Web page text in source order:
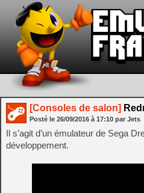
[Consoles de salon]
Posté le 26/09/2016 à 17:10 par Jets
Il s’agit d’un émulateur de Sega
développement.